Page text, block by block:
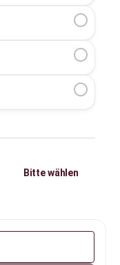
radio_button_unchecked
radio_button_unchecked
radio_button_unchecked
Bitte wählen